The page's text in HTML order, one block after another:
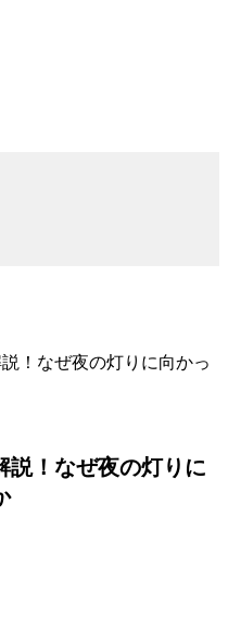
！なぜ夜の灯りに向かっ
説！なぜ夜の灯りに